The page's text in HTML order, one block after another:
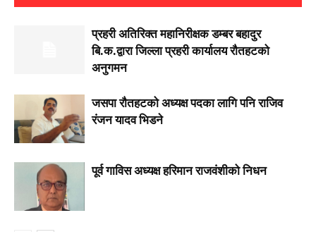
प्रहरी अतिरिक्त महानिरीक्षक डम्बर बहादुर
बि.क.द्वारा जिल्ला प्रहरी कार्यालय रौतहटको
अनुगमन
जसपा राैतहटको अध्यक्ष पदका लागि पनि राजिव
रंजन यादव भिडने
पूर्व गाविस अध्यक्ष हरिमान राजवंशीको निधन